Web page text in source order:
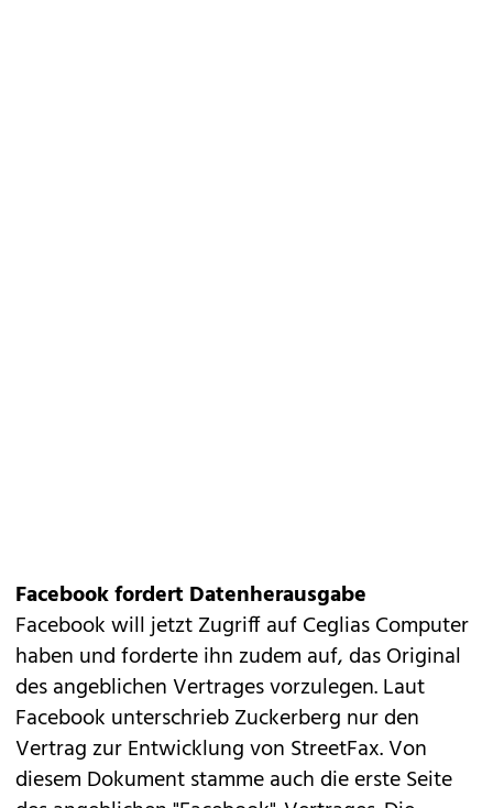
Facebook fordert Datenherausgabe
Facebook will jetzt Zugriff auf Ceglias Computer
haben und forderte ihn zudem auf, das Original
des angeblichen Vertrages vorzulegen. Laut
Facebook unterschrieb Zuckerberg nur den
Vertrag zur Entwicklung von StreetFax. Von
diesem Dokument stamme auch die erste Seite